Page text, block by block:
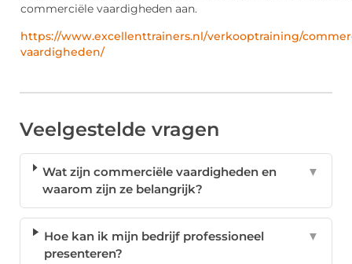
commerciële vaardigheden aan.
https://www.excellenttrainers.nl/verkooptraining/
vaardigheden/
Veelgestelde vragen
Wat zijn commerciële vaardigheden en
waarom zijn ze belangrijk?
▼
Hoe kan ik mijn bedrijf professioneel
presenteren?
▼